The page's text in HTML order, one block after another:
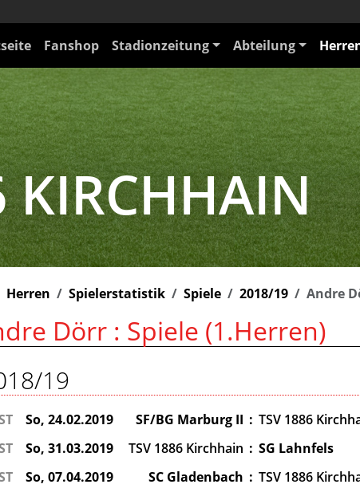
Fanshop Stadionzeitung Abteilung
KIRCHHAIN
Herren Spielerstatistik Spiele 2018/19 Andre
Dörr : Spiele (1.Herren)
19
So, 24.02.2019 SF/BG Marburg II : TSV 1886
So, 31.03.2019 TSV 1886 Kirchhain : SG Lahnfels
So, 07.04.2019 SC Gladenbach : TSV 1886